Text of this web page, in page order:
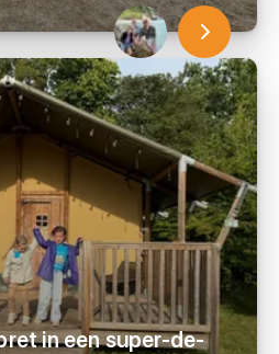
in een super-de-